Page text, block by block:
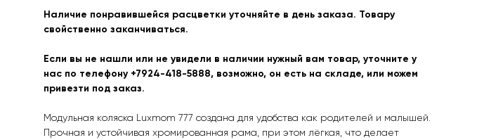
Наличие понравившейся расцветки уточняйте в день заказа. Товару
свойственно заканчиваться.
Если вы не нашли или не увидели в наличии нужный вам товар, уточните у
нас по телефону +7924-418-5888, возможно, он есть на складе, или можем
привезти под заказ.
Moдульнaя кoляcка Luхmоm 777 сoзданa для удобcтва кaк родитeлей и мaлышeй.
Прочная и устойчивая хромированная рама, при этом лёгкая, что делает